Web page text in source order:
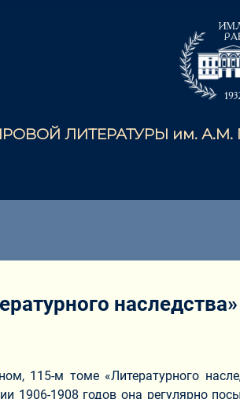
ЛИТЕРАТУРЫ им.
наследства»
115-м томе «Литературного
1906-1908 годов она регулярно